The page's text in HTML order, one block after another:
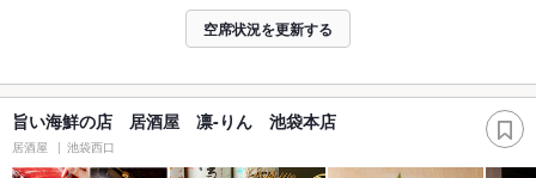
空席状況を更新する
旨い海鮮の店 居酒屋 凛-りん 池袋本店
居酒屋 池袋西口